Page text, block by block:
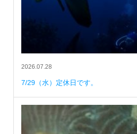
2026.07.28
7/29（水）定休日です。